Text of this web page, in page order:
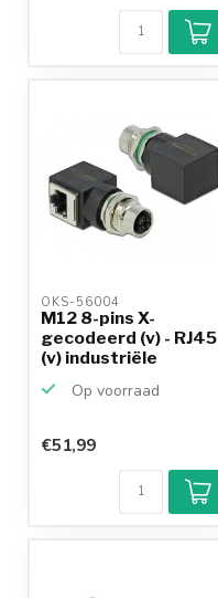
OKS-56004
M12 8-pins X-
gecodeerd (v) - RJ45
(v) industriële
Op voorraad
€51,99